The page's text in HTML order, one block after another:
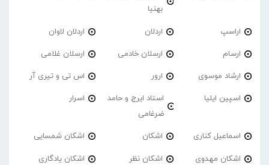
بهنیا
اراسپ اردلان اردلان لاوان
ارسام ارسلان خادمی ارسلان غلامی
ارشاد موسوی ارور اس تی و تیری آر
اسپین ایلیا
استاد ایرج و حامد
ضرغامی
اسرار
اسماعیل کناری اشکان اشکان شمسایی
اشکان مهدوی اشکان نظر اشکان یادگاری